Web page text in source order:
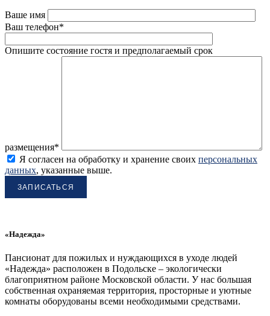
Ваше имя
Ваш телефон*
Опишите состояние гостя и предполагаемый срок
размещения*
Я согласен на обработку и хранение своих персональных
данных, указанные выше.
«Надежда»
Пансионат для пожилых и нуждающихся в уходе людей
«Надежда» расположен в Подольске – экологически
благоприятном районе Московской области. У нас большая
собственная охраняемая территория, просторные и уютные
комнаты оборудованы всеми необходимыми средствами.